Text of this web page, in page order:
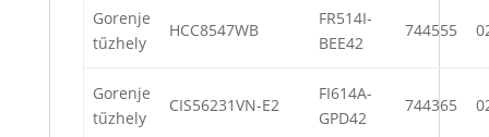
Gorenje
tűzhely
HCC8547WB
FR514I-
BEE42
744555
Gorenje
tűzhely
CIS56231VN-E2
FI614A-
GPD42
744365